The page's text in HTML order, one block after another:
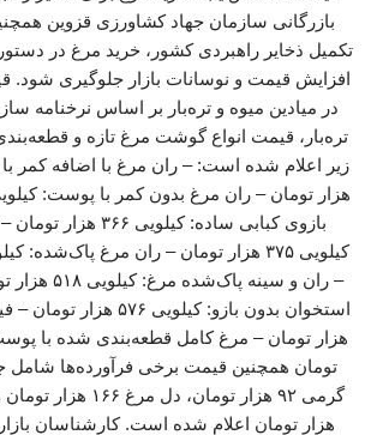
بازرگانی سازمان جهاد کشاورزی قزوین
تکمیل ذخایر راهبردی کشور، خرید مرغ در دستور
افزایش قیمت و نوسانات بازار جلوگیری شود.
در میادین میوه و تره‌بار بر اساس نرخنامه
تره‌بار، قیمت انواع گوشت مرغ تازه و
بازوی کبابی ساده:
– ران و سینه
هزار تومان اعلام شده است. کارشناسان بازار